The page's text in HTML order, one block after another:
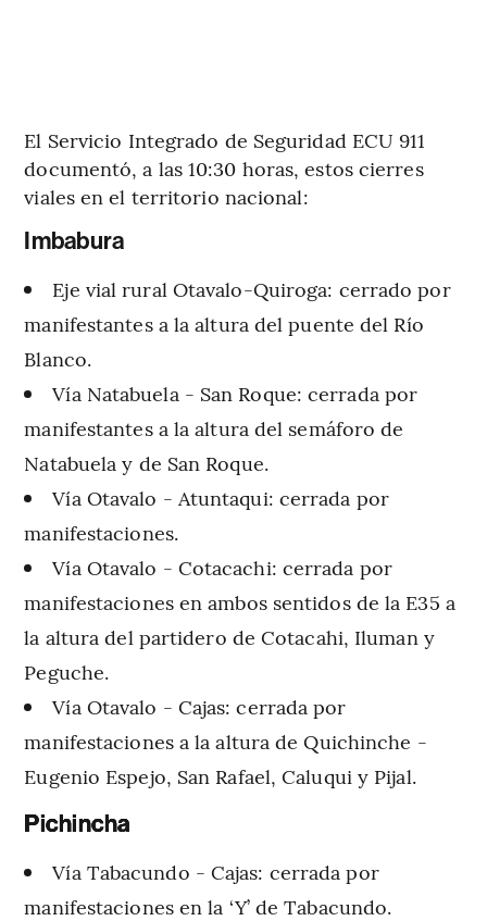
El Servicio Integrado de Seguridad ECU 911
documentó, a las 10:30 horas, estos cierres
viales en el territorio nacional:
Imbabura
Eje vial rural Otavalo-Quiroga: cerrado por
manifestantes a la altura del puente del Río
Blanco.
Vía Natabuela - San Roque: cerrada por
manifestantes a la altura del semáforo de
Natabuela y de San Roque.
Vía Otavalo - Atuntaqui: cerrada por
manifestaciones.
Vía Otavalo - Cotacachi: cerrada por
manifestaciones en ambos sentidos de la E35 a
la altura del partidero de Cotacahi, Iluman y
Peguche.
Vía Otavalo - Cajas: cerrada por
manifestaciones a la altura de Quichinche -
Eugenio Espejo, San Rafael, Caluqui y Pijal.
Pichincha
Vía Tabacundo - Cajas: cerrada por
manifestaciones en la ‘Y’ de Tabacundo.